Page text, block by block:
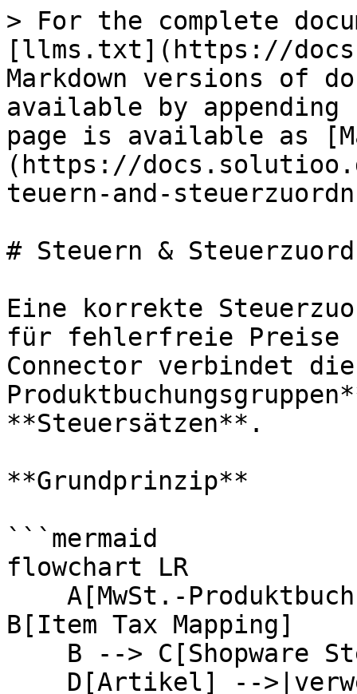
> For the complete
[llms.txt](https://
Markdown versions of
available by
page is available as
(https://
teuern-and-
# Steuern &
Eine korrekte
für fehlerfreie Preise
Connector verbindet
**Steuersätzen**.
**Grundprinzip**
```mermaid
flowchart LR
B[Item Tax Mapping]